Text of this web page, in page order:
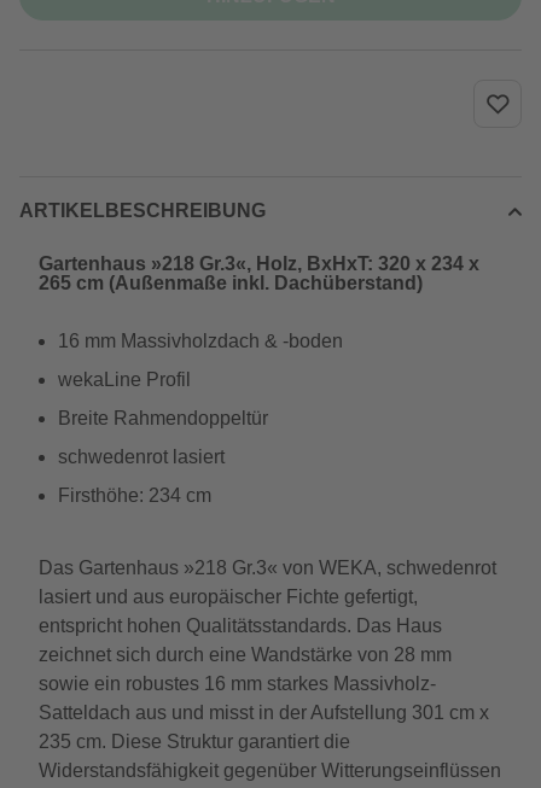
ARTIKELBESCHREIBUNG
Gartenhaus »218 Gr.3«, Holz, BxHxT: 320 x 234 x
265 cm (Außenmaße inkl. Dachüberstand)
16 mm Massivholzdach & -boden
wekaLine Profil
Breite Rahmendoppeltür
schwedenrot lasiert
Firsthöhe: 234 cm
Das Gartenhaus »218 Gr.3« von WEKA, schwedenrot
lasiert und aus europäischer Fichte gefertigt,
entspricht hohen Qualitätsstandards. Das Haus
zeichnet sich durch eine Wandstärke von 28 mm
sowie ein robustes 16 mm starkes Massivholz-
Satteldach aus und misst in der Aufstellung 301 cm x
235 cm. Diese Struktur garantiert die
Widerstandsfähigkeit gegenüber Witterungseinflüssen